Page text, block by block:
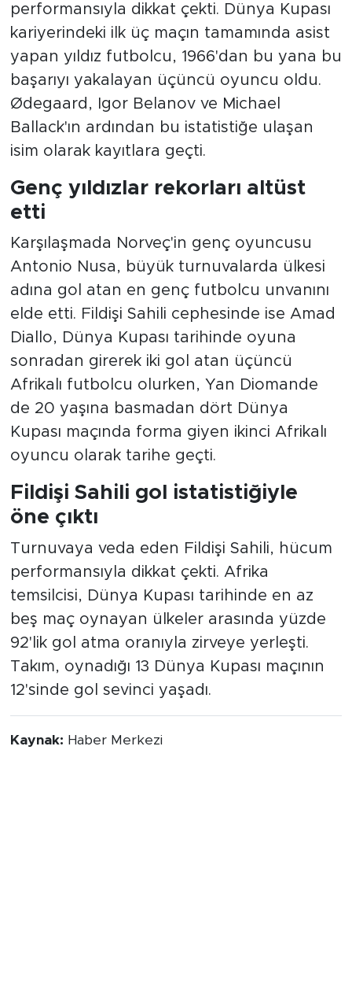
performansıyla dikkat çekti. Dünya Kupası
kariyerindeki ilk üç maçın tamamında asist
yapan yıldız futbolcu, 1966'dan bu yana bu
başarıyı yakalayan üçüncü oyuncu oldu.
Ødegaard, Igor Belanov ve Michael
Ballack'ın ardından bu istatistiğe ulaşan
isim olarak kayıtlara geçti.
Genç yıldızlar rekorları altüst
etti
Karşılaşmada Norveç'in genç oyuncusu
Antonio Nusa, büyük turnuvalarda ülkesi
adına gol atan en genç futbolcu unvanını
elde etti. Fildişi Sahili cephesinde ise Amad
Diallo, Dünya Kupası tarihinde oyuna
sonradan girerek iki gol atan üçüncü
Afrikalı futbolcu olurken, Yan Diomande
de 20 yaşına basmadan dört Dünya
Kupası maçında forma giyen ikinci Afrikalı
oyuncu olarak tarihe geçti.
Fildişi Sahili gol istatistiğiyle
öne çıktı
Turnuvaya veda eden Fildişi Sahili, hücum
performansıyla dikkat çekti. Afrika
temsilcisi, Dünya Kupası tarihinde en az
beş maç oynayan ülkeler arasında yüzde
92'lik gol atma oranıyla zirveye yerleşti.
Takım, oynadığı 13 Dünya Kupası maçının
12'sinde gol sevinci yaşadı.
Kaynak: Haber Merkezi